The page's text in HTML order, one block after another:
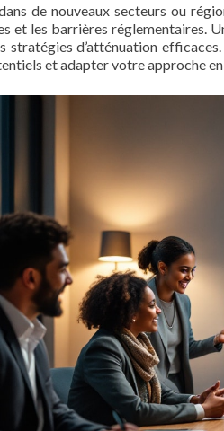
de nouveaux secteurs ou
et les barrières réglementaires.
stratégies d’atténuation
et adapter votre approche en